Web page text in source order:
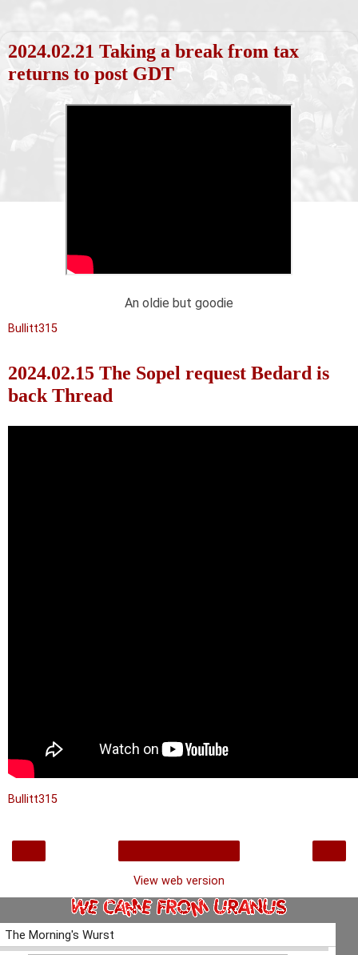
2024.02.21 Taking a break from tax
returns to post GDT
An oldie but goodie
Bullitt315
2024.02.15 The Sopel request Bedard is
back Thread
Bullitt315
View web version